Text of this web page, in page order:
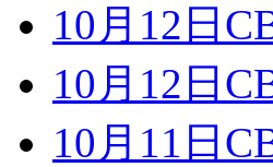
10月12日
10月12日
10月11日